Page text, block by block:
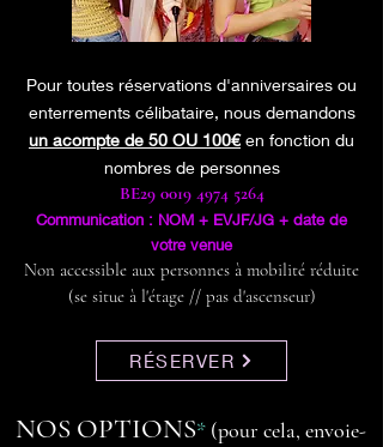
Pour toutes réservations d'anniversaires ou
enterrements célibataire, nous demandons
un acompte de 50 OU 100€en fonction du
nombres de personnes
BE29 0019 4974 5264
Communication : NOM + EVJF/JG + date de
votre venue
Non accessible aux personnes à mobilité réduite
(se situe à l'étage // pas d'ascenseur)
RÉSERVER
NOS OPTIONS* (pour cela, envoie-